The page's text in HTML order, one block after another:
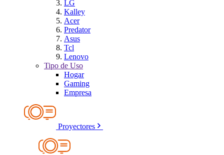
LG
Kalley
Acer
Predator
Asus
Tcl
Lenovo
Tipo de Uso
Hogar
Gaming
Empresa
Proyectores